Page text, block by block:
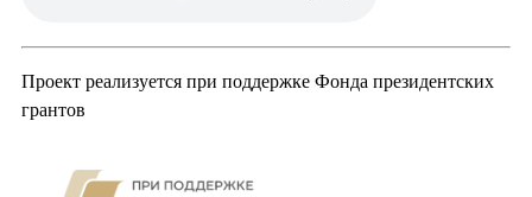
Проект реализуется при поддержке Фонда президентских
грантов